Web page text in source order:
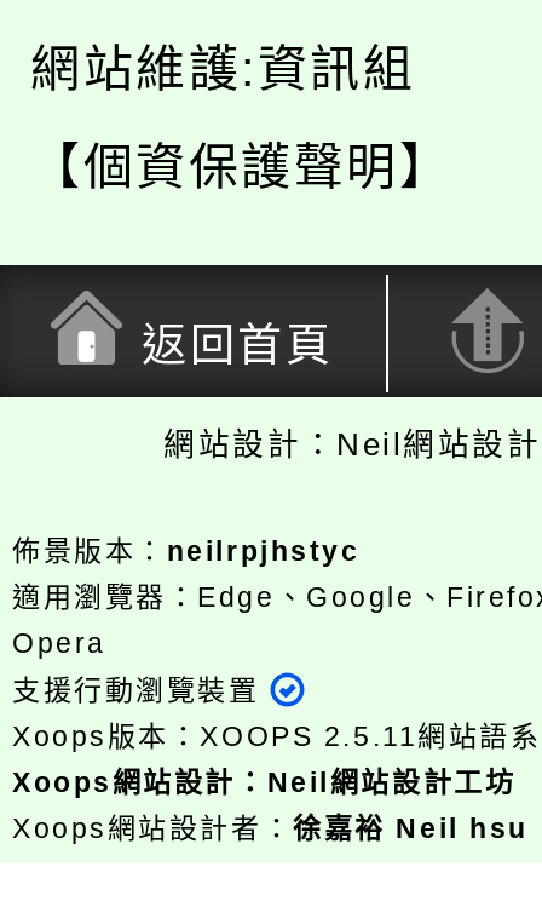
網站維護:資訊組
【個資保護聲明】
返回首頁
網站設計：Neil網站設
佈景版本： neilrpjhstyc
適用瀏覽器：Edge、Google、
Opera
支援行動瀏覽裝置
Xoops版本：XOOPS 2.5.11網站語
Xoops網站設計 ： Neil網站設計工坊
Xoops網站設計者：徐嘉裕 Neil hsu